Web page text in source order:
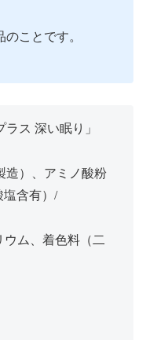
ことです。
ス 深い眠り」
）、アミノ酸粉
塩含有）/
ム、着色料（二